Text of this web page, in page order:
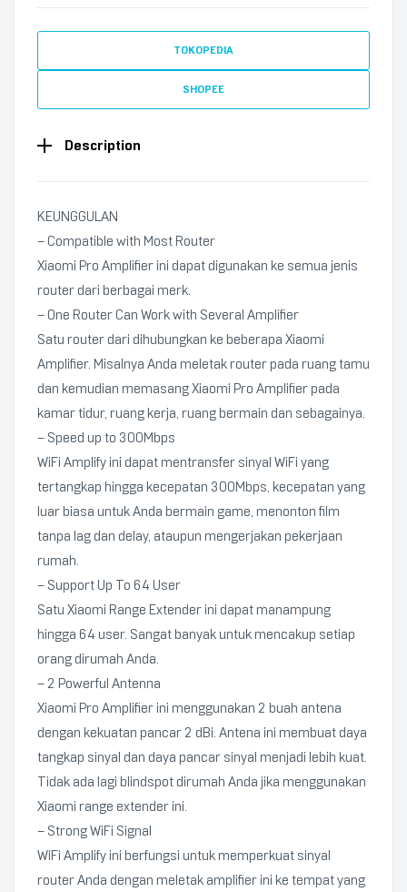
TOKOPEDIA
SHOPEE
Description
KEUNGGULAN
– Compatible with Most Router
Xiaomi Pro Amplifier ini dapat digunakan ke semua jenis
router dari berbagai merk.
– One Router Can Work with Several Amplifier
Satu router dari dihubungkan ke beberapa Xiaomi
Amplifier. Misalnya Anda meletak router pada ruang tamu
dan kemudian memasang Xiaomi Pro Amplifier pada
kamar tidur, ruang kerja, ruang bermain dan sebagainya.
– Speed up to 300Mbps
WiFi Amplify ini dapat mentransfer sinyal WiFi yang
tertangkap hingga kecepatan 300Mbps, kecepatan yang
luar biasa untuk Anda bermain game, menonton film
tanpa lag dan delay, ataupun mengerjakan pekerjaan
rumah.
– Support Up To 64 User
Satu Xiaomi Range Extender ini dapat manampung
hingga 64 user. Sangat banyak untuk mencakup setiap
orang dirumah Anda.
– 2 Powerful Antenna
Xiaomi Pro Amplifier ini menggunakan 2 buah antena
dengan kekuatan pancar 2 dBi. Antena ini membuat daya
tangkap sinyal dan daya pancar sinyal menjadi lebih kuat.
Tidak ada lagi blindspot dirumah Anda jika menggunakan
Xiaomi range extender ini.
– Strong WiFi Signal
WiFi Amplify ini berfungsi untuk memperkuat sinyal
router Anda dengan meletak amplifier ini ke tempat yang